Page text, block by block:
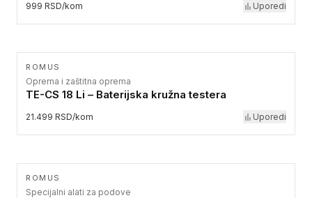
999 RSD/kom Uporedi
ROMUS
Oprema i zaštitna oprema
TE-CS 18 Li – Baterijska kružna testera
21.499 RSD/kom Uporedi
ROMUS
Specijalni alati za podove